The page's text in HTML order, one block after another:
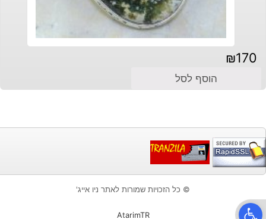
₪170
הוסף לסל
© כל הזכויות שמורות לאתר ניו אייג'
AtarimTR
פתח סרגל נגישות